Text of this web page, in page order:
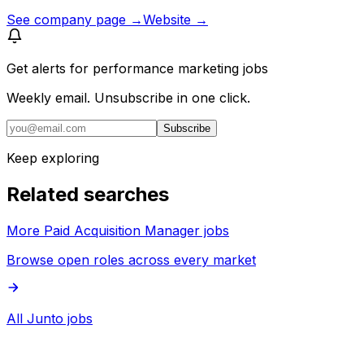
See company page →Website →
Get alerts for performance marketing jobs
Weekly email. Unsubscribe in one click.
Subscribe
Keep exploring
Related searches
More Paid Acquisition Manager jobs
Browse open roles across every market
All Junto jobs